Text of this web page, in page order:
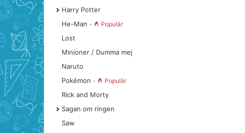
Harry Potter
He-Man - Populär
Lost
Minioner / Dumma mej
Naruto
Pokémon - Populär
Rick and Morty
Sagan om ringen
Saw